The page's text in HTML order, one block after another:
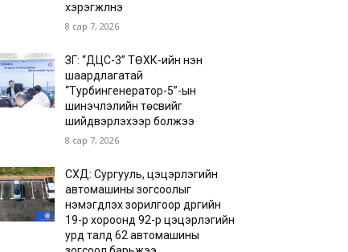
хэрэгжүүлнэ
8 сар 7, 2026
ЗГ: “ДЦС-3” ТӨХК-ийн нэн
шаардлагатай
“Турбингенератор-5”-ын
шинэчлэлийн төсвийг
шийдвэрлэхээр болжээ
8 сар 7, 2026
СХД: Сургууль, цэцэрлэгийн
автомашины зогсоолыг
нэмэгдүүлэх зорилгоор дүүргийн
19-р хороонд 92-р цэцэрлэгийн
урд талд 62 автомашины